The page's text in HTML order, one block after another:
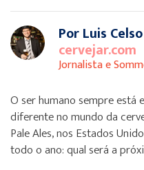
Por Luis
cervejar.com
Jornalista e
O ser humano sempre está
diferente no mundo da
Pale Ales, nos Estados
todo o ano: qual será a